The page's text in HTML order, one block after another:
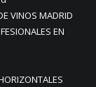
VINOS MADRID
EN